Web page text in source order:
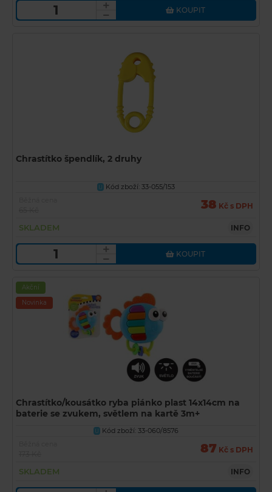
KOUPIT
Chrastítko špendlík, 2 druhy
U
Kód zboží: 33-055/153
38 Kč s DPH
SKLADEM INFO
KOUPIT
Akční
Novinka
Chrastítko/kousátko ryba piánko plast 14x14cm na
baterie se zvukem, světlem na kartě 3m+
U
Kód zboží: 33-060/8576
87 Kč s DPH
SKLADEM INFO